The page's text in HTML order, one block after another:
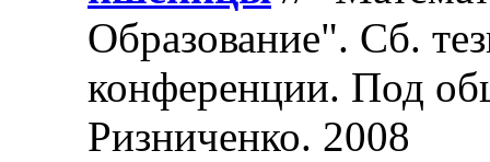
Образование". Cб.
конференции. Под
Ризниченко. 2008